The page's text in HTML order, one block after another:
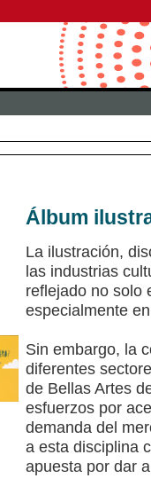
Álbum
La ilustración,
las industrias
reflejado no solo
especialmente
Sin embargo, la
diferentes
de Bellas Artes
esfuerzos por
demanda del
a esta disciplina
apuesta por dar